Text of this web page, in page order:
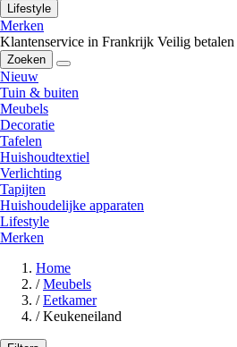
Lifestyle
Merken
Klantenservice in Frankrijk Veilig betalen
Zoeken
Nieuw
Tuin & buiten
Meubels
Decoratie
Tafelen
Huishoudtextiel
Verlichting
Tapijten
Huishoudelijke apparaten
Lifestyle
Merken
Home
/ Meubels
/ Eetkamer
/ Keukeneiland